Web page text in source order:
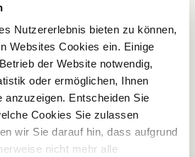
Nutzererlebnis bieten zu können,
Websites Cookies ein. Einige
der Website notwendig,
oder ermöglichen, Ihnen
anzuzeigen. Entscheiden Sie
Cookies Sie zulassen
wir Sie darauf hin, dass aufgrund
nicht mehr alle
Fällen in gebratener Form
Medaillon oder im Ganzen
die Grundlage für rohe
Kalbscarpaccio oder „Carne